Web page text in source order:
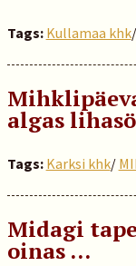
Tags: Kullamaa khk/
algas
Tags: Karksi khk/
Midagi
oinas …